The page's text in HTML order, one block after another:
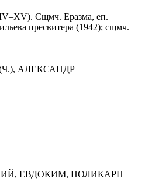
Сщмч. Еразма, еп.
пресвитера (1942); сщмч.
АЛЕКСАНДР
ЕВДОКИМ, ПОЛИКАРП